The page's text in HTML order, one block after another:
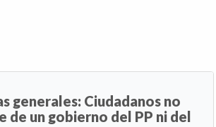
generales: Ciudadanos no
de un gobierno del PP ni del